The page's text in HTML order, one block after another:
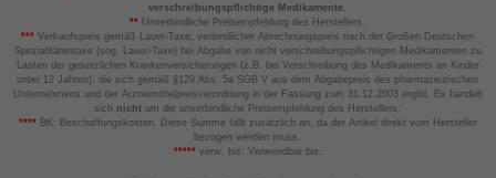
verschreibungspflichtige Medikamente.
** Unverbindliche Preisempfehlung des Herstellers.
*** Verkaufspreis gemäß Lauer-Taxe; verbindlicher Abrechnungspreis nach der Großen Deutschen
Spezialitätentaxe (sog. Lauer-Taxe) bei Abgabe von nicht verschreibungspflichtigen Medikamenten zu
Lasten der gesetzlichen Krankenversicherungen (z.B. bei Verschreibung des Medikaments an Kinder
unter 12 Jahren), die sich gemäß §129 Abs. 5a SGB V aus dem Abgabepreis des pharmazeutischen
Unternehmens und der Arzneimittelpreisverordnung in der Fassung zum 31.12.2003 ergibt. Es handelt
sich nicht um die unverbindliche Preisempfehlung des Herstellers.
****BK: Beschaffungskosten. Diese Summe fällt zusätzlich an, da der Artikel direkt vom Hersteller
bezogen werden muss.
*****verw. bis: Verwendbar bis.